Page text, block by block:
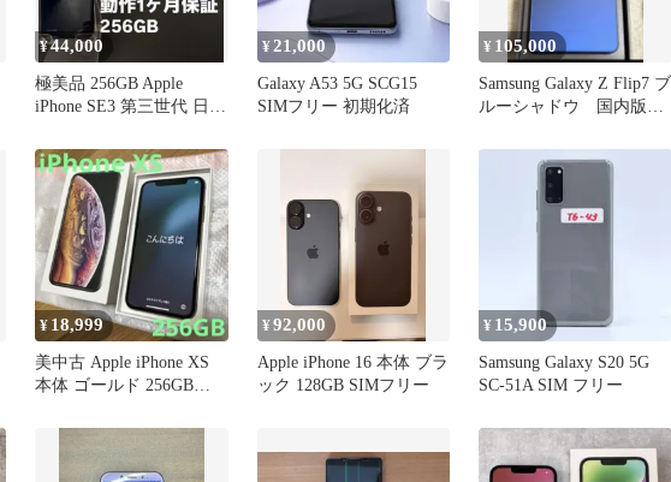
¥44,000
極美品 256GB Apple
iPhone SE3 第三世代 日本
¥21,000
Galaxy A53 5G SCG15
SIMフリー 初期化済
¥ 105,000
Samsung Galaxy Z Flip7 ブ
ルーシャドウ 国内版
¥ 18,999
美中古 Apple iPhone XS
本体 ゴールド 256GB
¥92,000
Apple iPhone 16 本体 ブラ
ック 128GB SIMフリー
¥ 15,900
Samsung Galaxy S20 5G
SC-51A SIM フリー